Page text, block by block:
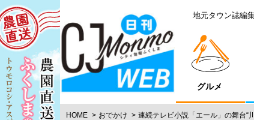
地元タウン誌編
グルメ
HOME おでかけ 連続テレビ小説「エール」の舞台“